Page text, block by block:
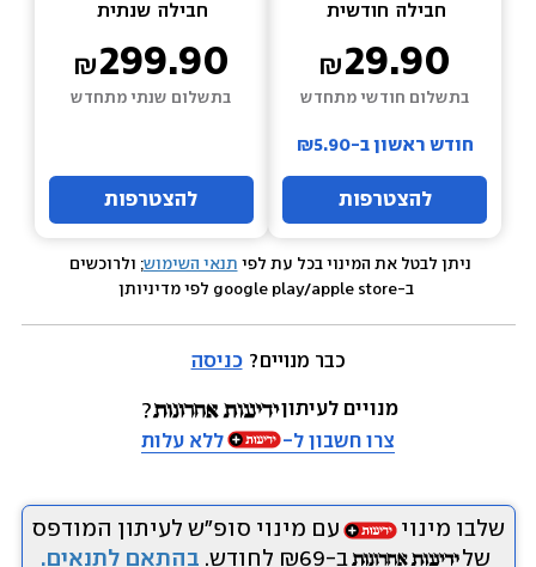
חבילה חודשית
29.90
בתשלום חודשי מתחדש
חודש ראשון ב-₪5.90
להצטרפות
חבילה שנתית
299.90
בתשלום שנתי מתחדש
להצטרפות
ניתן לבטל את המינוי בכל עת לפי תנאי השימוש; ולרוכשים
כבר מנויים? כניסה
מנויים לעיתון
צרו חשבון ל-
ללא עלות
שלבו מינוי
עם מינוי סופ״ש לעיתון המודפס
של
ב-₪69 לחודש. בהתאם לתנאים.